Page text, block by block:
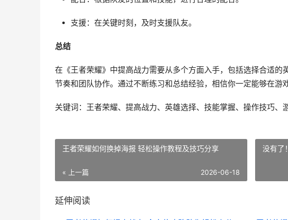
支援：在关键时刻，及时支援队友。
总结
在《王者荣耀》中提高战力需要从多个方面入手，包括选择合适
节奏和团队协作。通过不断练习和总结经验，相信你一定能够在游
关键词：王者荣耀、提高战力、英雄选择、技能掌握、操作技巧、
王者荣耀如何换掉海报 轻松操作教程及技巧分享
« 上一篇 2026-06-18
没有了！
延伸阅读